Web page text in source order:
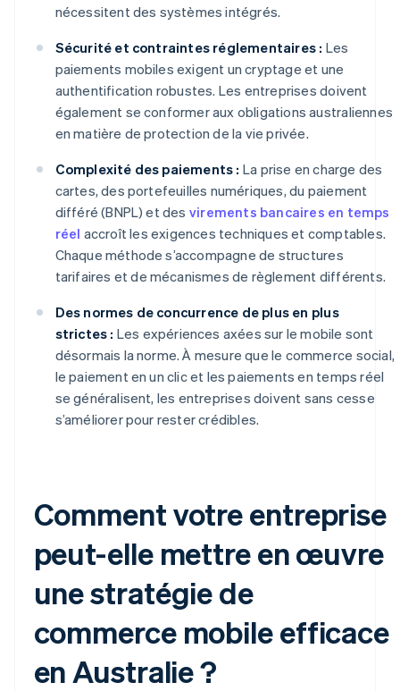
nécessitent des systèmes intégrés.
Sécurité et contraintes réglementaires : Les
paiements mobiles exigent un cryptage et une
authentification robustes. Les entreprises doivent
également se conformer aux obligations australiennes
en matière de protection de la vie privée.
Complexité des paiements : La prise en charge des
cartes, des portefeuilles numériques, du paiement
différé (BNPL) et des virements bancaires en temps
réel accroît les exigences techniques et comptables.
Chaque méthode s’accompagne de structures
tarifaires et de mécanismes de règlement différents.
Des normes de concurrence de plus en plus
strictes : Les expériences axées sur le mobile sont
désormais la norme. À mesure que le commerce social,
le paiement en un clic et les paiements en temps réel
se généralisent, les entreprises doivent sans cesse
s’améliorer pour rester crédibles.
Comment votre entreprise
peut-elle mettre en œuvre
une stratégie de
commerce mobile efficace
en Australie ?